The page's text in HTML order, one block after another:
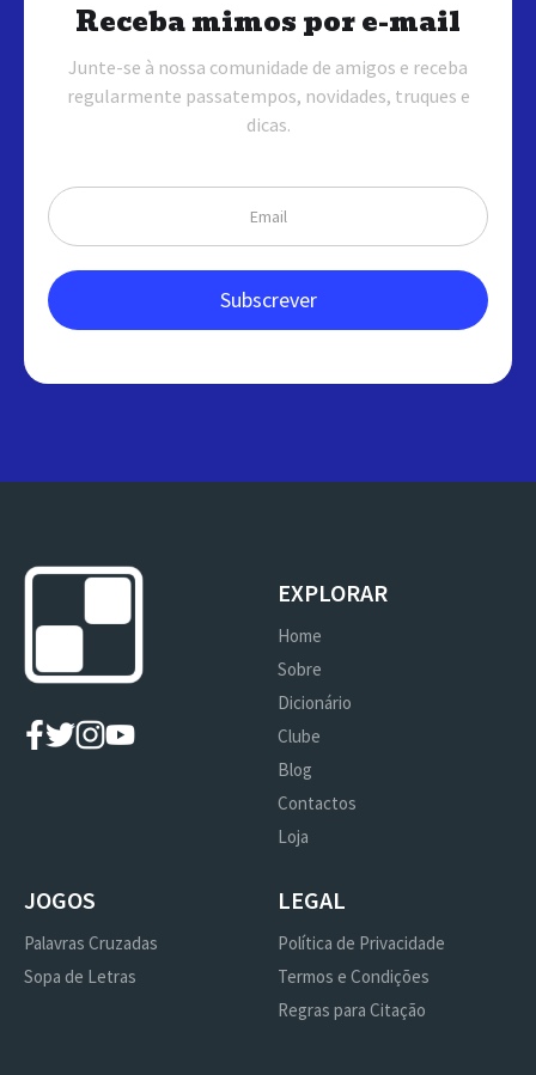
Receba mimos por e-mail
Junte-se à nossa comunidade de amigos e receba
regularmente passatempos, novidades, truques e
dicas.
EXPLORAR
Home
Sobre
Dicionário
Clube
Blog
Contactos
Loja
JOGOS
Palavras Cruzadas
Sopa de Letras
LEGAL
Política de Privacidade
Termos e Condições
Regras para Citação